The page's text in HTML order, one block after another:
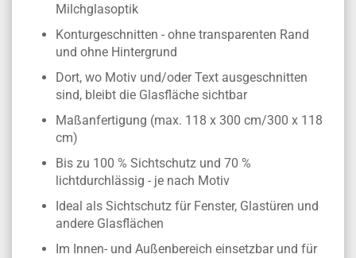
Milchglasoptik
Konturgeschnitten - ohne transparenten Rand
und ohne Hintergrund
Dort, wo Motiv und/oder Text ausgeschnitten
sind, bleibt die Glasfläche sichtbar
Maßanfertigung (max. 118 x 300 cm/300 x 118
cm)
Bis zu 100 % Sichtschutz und 70 %
lichtdurchlässig - je nach Motiv
Ideal als Sichtschutz für Fenster, Glastüren und
andere Glasflächen
Im Innen- und Außenbereich einsetzbar und für